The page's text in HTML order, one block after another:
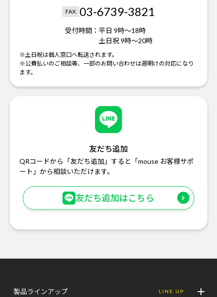
FAX 03-6739-3821
受付時間： 平日 9時～18時
土日祝 9時～20時
※土日祝は個人窓口へ転送されます。
※公費払いのご相談等、一部のお問い合わせは週明けの対応になり
ます。
友だち追加
QRコードから「友だち追加」すると「mouse お客様サポ
ート」から相談いただけます。
友だち追加はこちら
製品ラインアップ LINE UP